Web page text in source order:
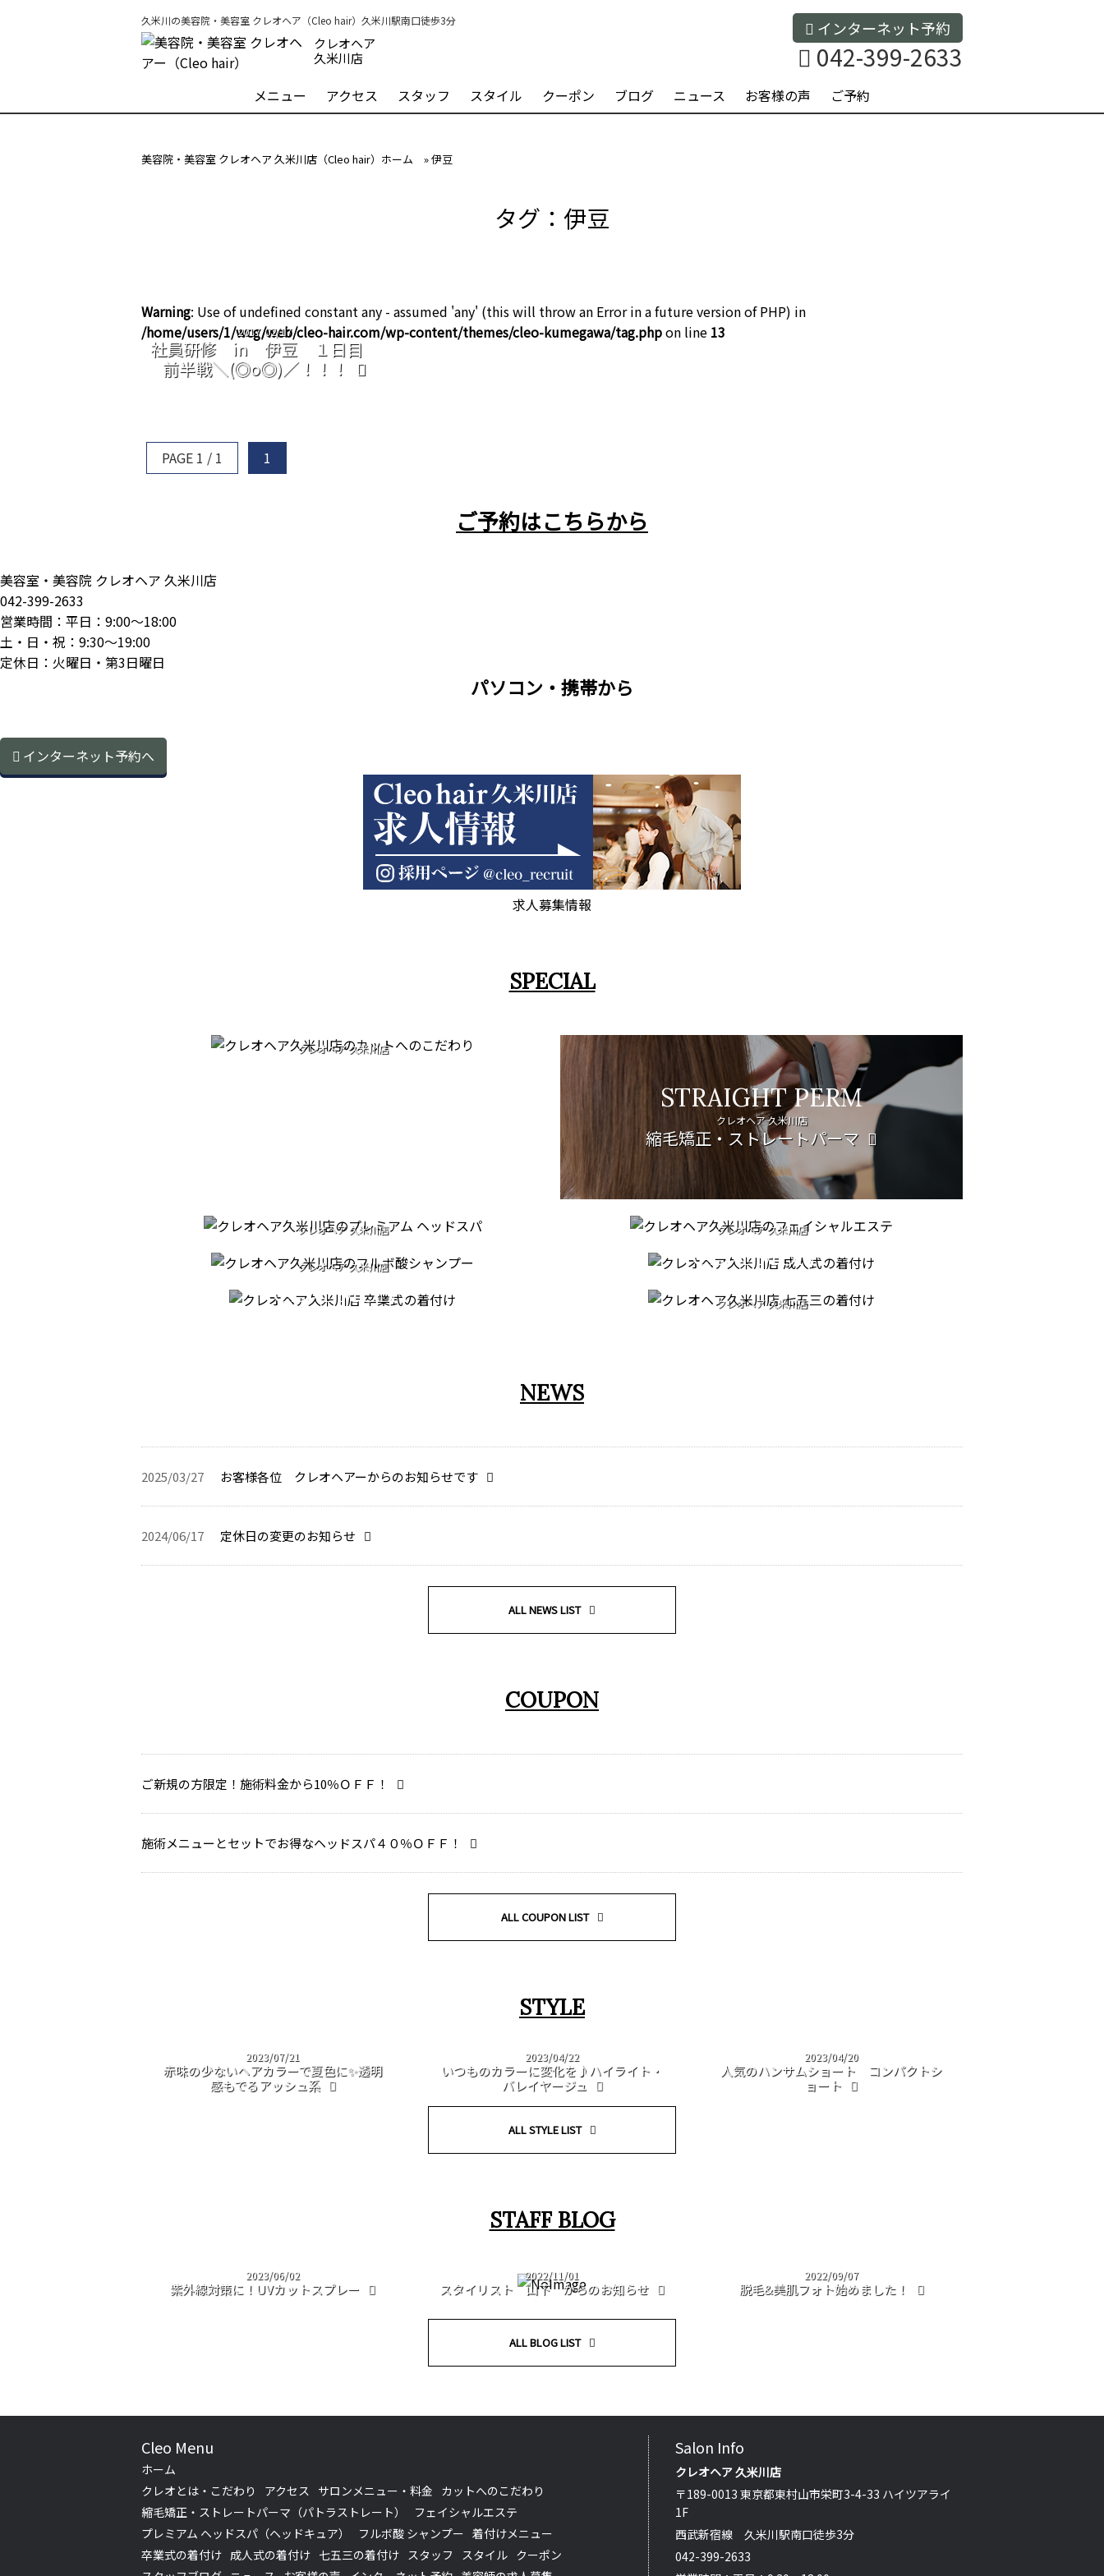
久米川の美容院・美容室 クレオヘア（Cleo hair）久米川駅南口徒歩3分
クレオヘア
久米川店
インターネット予約
042-399-2633
メニュー アクセス スタッフ スタイル クーポン ブログ ニュース お客様の声 ご予約
美容院・美容室 クレオヘア 久米川店（Cleo hair）ホーム »伊豆
タグ：伊豆
Warning: Use of undefined constant any - assumed 'any' (this will throw an Error in a future version of PHP) in
/home/users/1/wcg/web/cleo-hair.com/wp-content/themes/cleo-kumegawa/tag.phpon line 13
2017/02/17
社員研修 in 伊豆 １日目
前半戦＼(◎o◎)／！！！
PAGE 1 / 1 1
ご予約はこちらから
美容室・美容院 クレオヘア 久米川店
042-399-2633
営業時間：平日：9:00～18:00
土・日・祝：9:30～19:00
定休日：火曜日・第3日曜日
パソコン・携帯から
インターネット予約へ
求人募集情報
SPECIAL
クレオヘア 久米川店
STRAIGHT PERM
クレオヘア 久米川店
縮毛矯正・ストレートパーマ
クレオヘア 久米川店
FACIAL CARE
クレオヘア 久米川店
PATORA SERIES
クレオヘア 久米川店
COMING OF AGE
CEREMONY
成人式の着付け
GRADUATION
CEREMONY 753
クレオヘア 久米川店
NEWS
2025/03/27 お客様各位 クレオヘアーからのお知らせです
2024/06/17 定休日の変更のお知らせ
ALL NEWS LIST
COUPON
ご新規の方限定！施術料金から10％ＯＦＦ！
施術メニューとセットでお得なヘッドスパ４０％ＯＦＦ！
ALL COUPON LIST
STYLE
2023/07/21
赤味の少ないヘアカラーで夏色に✨透明
感もでるアッシュ系
2023/04/22
いつものカラーに変化を♪ハイライト・
バレイヤージュ
2023/04/20
人気のハンサムショート コンパクトシ
ョート
ALL STYLE LIST
STAFF BLOG
2023/06/02
紫外線対策に！UVカットスプレー
2022/11/01
スタイリスト 山下 からのお知らせ
2022/09/07
脱毛&美肌フォト始めました！
ALL BLOG LIST
Cleo Menu
ホーム
クレオとは・こだわり
アクセス サロンメニュー・料金 カットへのこだわり
縮毛矯正・ストレートパーマ（パトラストレート）
フェイシャルエステ
プレミアム ヘッドスパ（ヘッドキュア）
フルボ酸 シャンプー 着付けメニュー
卒業式の着付け 成人式の着付け 七五三の着付け スタッフ スタイル クーポン
Salon Info
クレオヘア 久米川店
〒189-0013 東京都東村山市栄町3-4-33 ハイツアライ
1F
西武新宿線 久米川駅南口徒歩3分
042-399-2633